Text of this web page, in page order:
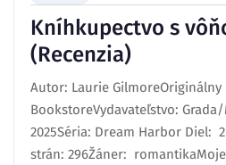
Kníhkupectvo s
(Recenzia)
Autor: Laurie GilmoreOriginálny
BookstoreVydavateľstvo:
2025Séria: Dream Harbor Diel:
strán: 296Žáner: